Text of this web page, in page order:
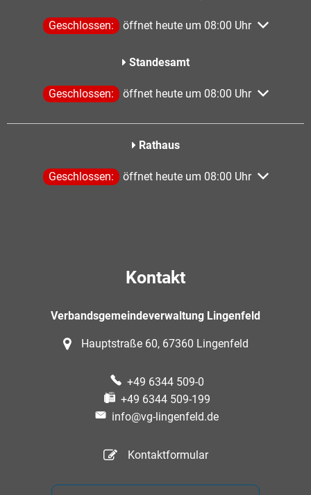
Klicken, um weitere Öffnungs- oder Schließzeiten
Geschlossen: öffnet heute um 08:00 Uhr
Standesamt
Klicken, um weitere Öffnungs- oder Schließzeiten
Geschlossen: öffnet heute um 08:00 Uhr
Rathaus
Klicken, um weitere Öffnungs- oder Schließzeiten
Geschlossen: öffnet heute um 08:00 Uhr
Kontakt
Verbandsgemeindeverwaltung Lingenfeld
Hauptstraße 60, 67360 Lingenfeld
+49 6344 509-0
+49 6344 509-199
info@vg-lingenfeld.de
Kontaktformular